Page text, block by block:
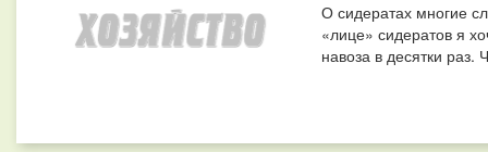
О сидератах многие
«лице» сидератов я
навоза в десятки